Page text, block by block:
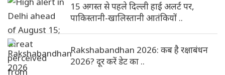
15 अगस्त से पहले दिल्ली हाई अलर्ट पर,
पाकिस्तानी-खालिस्तानी आतंकियों ..
Rakshabandhan 2026: कब है रक्षाबंधन
2026? दूर करें डेट का ..